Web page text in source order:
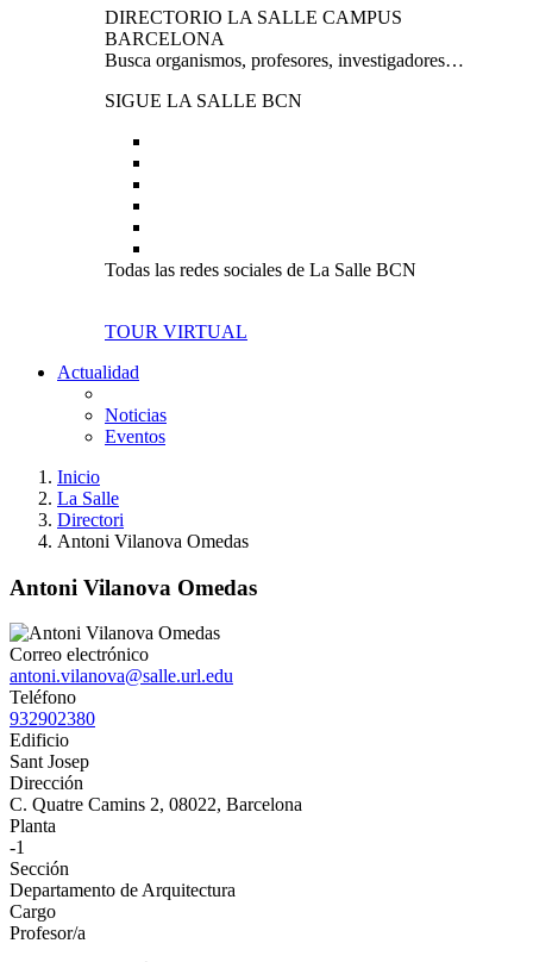
DIRECTORIO LA SALLE CAMPUS
BARCELONA
Busca organismos, profesores, investigadores…
SIGUE LA SALLE BCN
Todas las redes sociales de La Salle BCN
TOUR VIRTUAL
Actualidad
Noticias
Eventos
Inicio
La Salle
Directori
Antoni Vilanova Omedas
Antoni Vilanova Omedas
Correo electrónico
antoni.vilanova@salle.url.edu
Teléfono
932902380
Edificio
Sant Josep
Dirección
C. Quatre Camins 2, 08022, Barcelona
Planta
-1
Sección
Departamento de Arquitectura
Cargo
Profesor/a